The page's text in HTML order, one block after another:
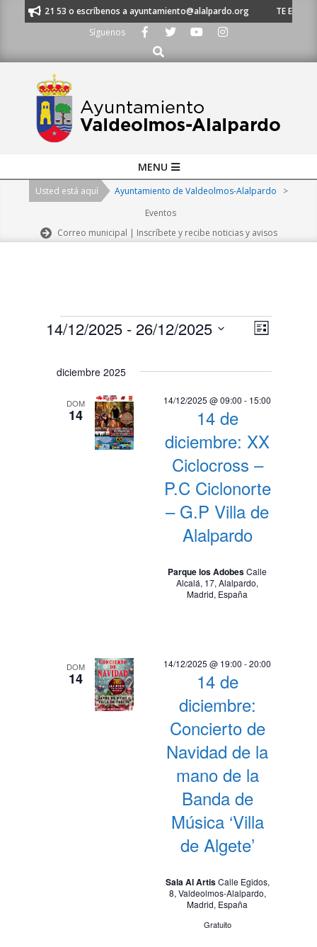
91 620 21 53 o escríbenos a ayuntamiento@alalpardo.org
TE
Síguenos
Buscar
Navigation
MENU
Usted está aquí Ayuntamiento de Valdeolmos-Alalpardo
>
Eventos
Correo municipal | Inscríbete y recibe noticias y avisos
Eventos
N
v
e
a
c
i
ó
n
d
e
s
a
s
N
g
c
ó
n
d
i
d
e
n
Lista
14/12/2025 - 26/12/2025
fecha.
diciembre 2025
DOM
14
14 de
diciembre: XX
Ciclocross –
P.C Ciclonorte
– G.P Villa de
Alalpardo
14/12/2025 @ 09:00 - 15:00
Parque los AdobesCalle
Alcalá, 17, Alalpardo,
Madrid, España
DOM
14
14 de
diciembre:
Concierto de
Navidad de la
mano de la
Banda de
Música ‘Villa
de Algete’
14/12/2025 @ 19:00 -20:00
Sala Al ArtisCalle Egidos,
8, Valdeolmos-Alalpardo,
Madrid, España
Gratuito